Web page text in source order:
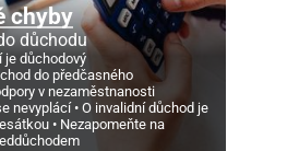
chyby
důchodu
je důchodový
do předčasného
v nezaměstnanosti
nevyplácí
O invalidní důchod je
Nezapomeňte na